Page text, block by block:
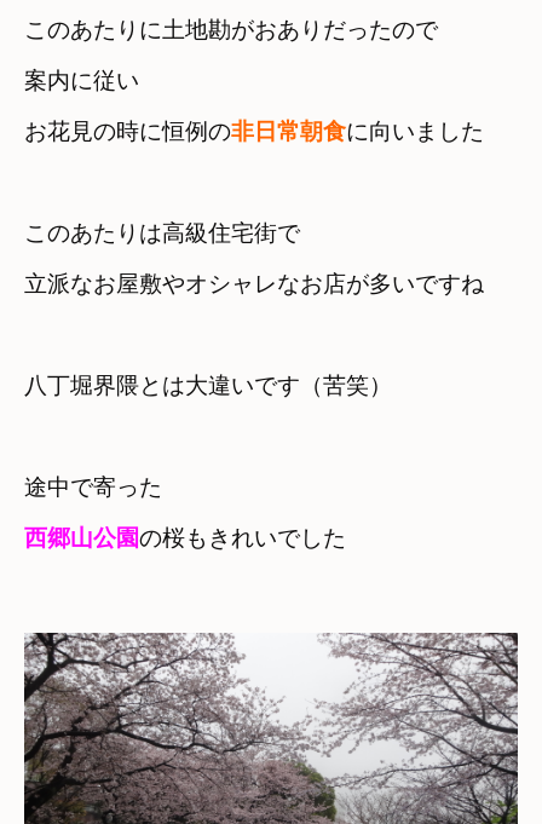
このあたりに土地勘がおありだったので
案内に従い
お花見の時に恒例の非日常朝食に向いました
このあたりは高級住宅街で
立派なお屋敷やオシャレなお店が多いですね
八丁堀界隈とは大違いです（苦笑）
西郷山公園の桜もきれいでした